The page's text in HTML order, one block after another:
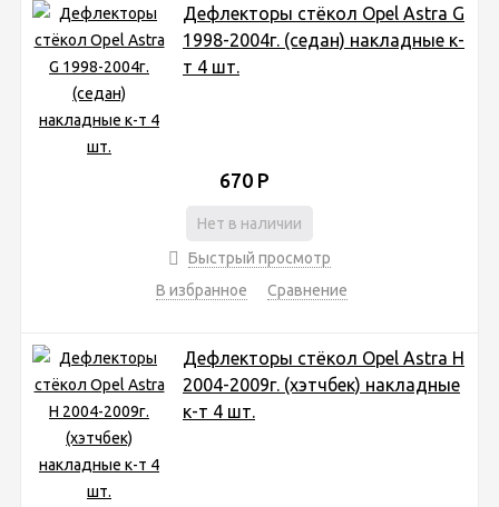
Дефлекторы стёкол Opel Astra G
1998-2004г. (седан) накладные к-
т 4 шт.
670 Р
Нет в наличии
Быстрый просмотр
В избранное
Сравнение
Дефлекторы стёкол Opel Astra H
2004-2009г. (хэтчбек) накладные
к-т 4 шт.